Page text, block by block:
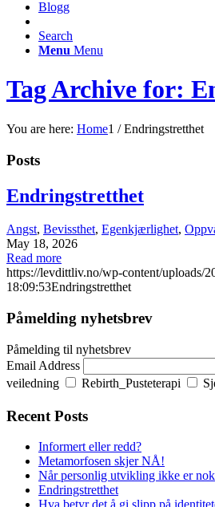
Blogg
Search
Menu Menu
Tag Archive for:
You are here: Home1 / Endringstretthet
Posts
Endringstretthet
Angst, Bevissthet, Egenkjærlighet,
May 18, 2026
Read more
https://levdittliv.no/wp-content/uploads/
18:09:53Endringstretthet
Påmelding nyhetsbrev
Påmelding til nyhetsbrev
Email Address
veiledning
Rebirth_Pusteterapi
Recent Posts
Informert eller redd?
Metamorfosen skjer NÅ!
Når personlig utvikling ikke er nok
Endringstretthet